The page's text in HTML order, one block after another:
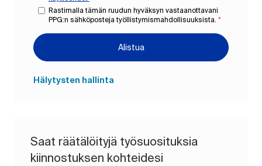
Rastimalla tämän ruudun hyväksyn vastaanottavani
PPG:n sähköposteja työllistymismahdollisuuksista. *
Alistua
Hälytysten hallinta
Saat räätälöityjä työsuosituksia
kiinnostuksen kohteidesi